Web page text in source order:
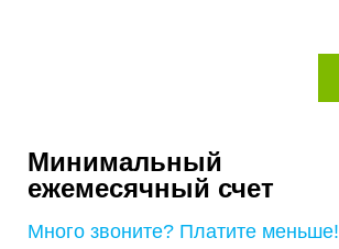
Минимальный
ежемесячный счет
Много звоните? Платите меньше!